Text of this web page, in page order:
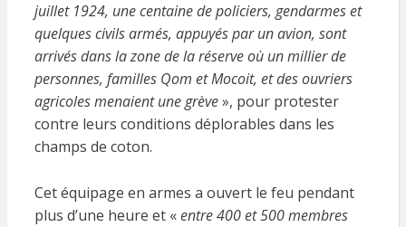
juillet 1924, une centaine de policiers, gendarmes et
quelques civils armés, appuyés par un avion, sont
arrivés dans la zone de la réserve où un millier de
personnes, familles Qom et Mocoit, et des ouvriers
agricoles menaient une grève», pour protester
contre leurs conditions déplorables dans les
champs de coton.
Cet équipage en armes a ouvert le feu pendant
plus d’une heure et «entre 400 et 500 membres